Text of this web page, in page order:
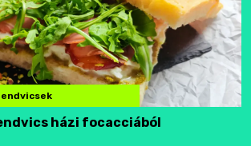
házi focacciából